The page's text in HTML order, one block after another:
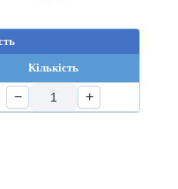
Кількість
− +